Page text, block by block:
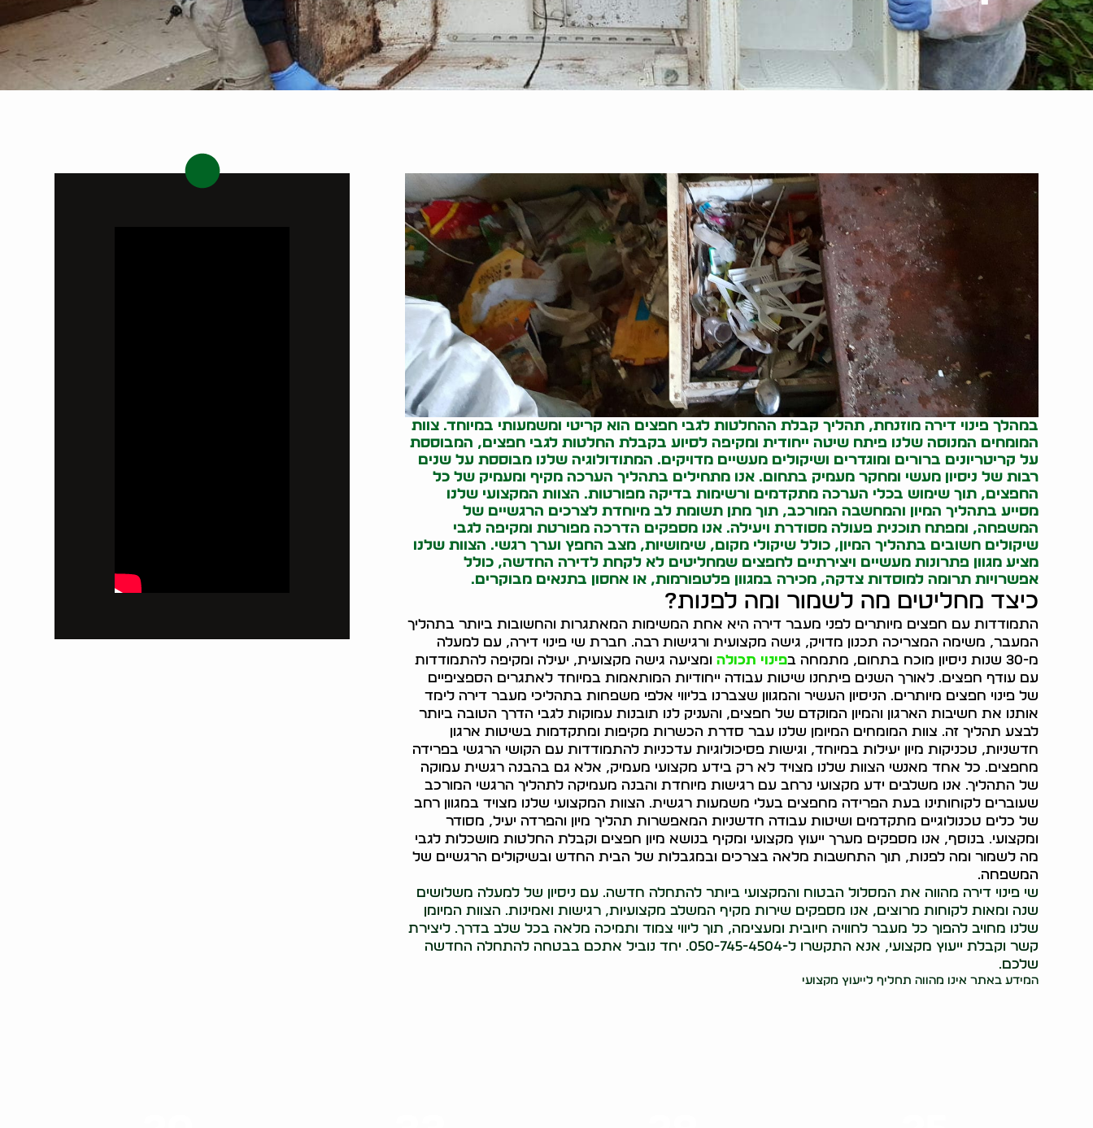
במהלך פינוי דירה מוזנחת, תהליך קבלת ההחלטות לגבי חפצים הוא קריטי ומשמעותי במיוחד. צוות
המומחים המנוסה שלנו פיתח שיטה ייחודית ומקיפה לסיוע בקבלת החלטות לגבי חפצים, המבוססת
על קריטריונים ברורים ומוגדרים ושיקולים מעשיים מדויקים. המתודולוגיה שלנו מבוססת על שנים
רבות של ניסיון מעשי ומחקר מעמיק בתחום. אנו מתחילים בתהליך הערכה מקיף ומעמיק של כל
החפצים, תוך שימוש בכלי הערכה מתקדמים ורשימות בדיקה מפורטות. הצוות המקצועי שלנו
מסייע בתהליך המיון והמחשבה המורכב, תוך מתן תשומת לב מיוחדת לצרכים הרגשיים של
המשפחה, ומפתח תוכנית פעולה מסודרת ויעילה. אנו מספקים הדרכה מפורטת ומקיפה לגבי
שיקולים חשובים בתהליך המיון, כולל שיקולי מקום, שימושיות, מצב החפץ וערך רגשי. הצוות שלנו
מציע מגוון פתרונות מעשיים ויצירתיים לחפצים שמחליטים לא לקחת לדירה החדשה, כולל
אפשרויות תרומה למוסדות צדקה, מכירה במגוון פלטפורמות, או אחסון בתנאים מבוקרים.
כיצד מחליטים מה לשמור ומה לפנות?
התמודדות עם חפצים מיותרים לפני מעבר דירה היא אחת המשימות המאתגרות והחשובות ביותר בתהליך
המעבר, משימה המצריכה תכנון מדויק, גישה מקצועית ורגישות רבה. חברת שי פינוי דירה, עם למעלה
מ-30 שנות ניסיון מוכח בתחום, מתמחה ב
פינוי תכולה ומציעה גישה מקצועית, יעילה ומקיפה להתמודדות
עם עודף חפצים. לאורך השנים פיתחנו שיטות עבודה ייחודיות המותאמות במיוחד לאתגרים הספציפיים
של פינוי חפצים מיותרים. הניסיון העשיר והמגוון שצברנו בליווי אלפי משפחות בתהליכי מעבר דירה לימד
אותנו את חשיבות הארגון והמיון המוקדם של חפצים, והעניק לנו תובנות עמוקות לגבי הדרך הטובה ביותר
לבצע תהליך זה. צוות המומחים המיומן שלנו עבר סדרת הכשרות מקיפות ומתקדמות בשיטות ארגון
חדשניות, טכניקות מיון יעילות במיוחד, וגישות פסיכולוגיות עדכניות להתמודדות עם הקושי הרגשי בפרידה
מחפצים. כל אחד מאנשי הצוות שלנו מצויד לא רק בידע מקצועי מעמיק, אלא גם בהבנה רגשית עמוקה
של התהליך. אנו משלבים ידע מקצועי נרחב עם רגישות מיוחדת והבנה מעמיקה לתהליך הרגשי המורכב
שעוברים לקוחותינו בעת הפרידה מחפצים בעלי משמעות רגשית. הצוות המקצועי שלנו מצויד במגוון רחב
של כלים טכנולוגיים מתקדמים ושיטות עבודה חדשניות המאפשרות תהליך מיון והפרדה יעיל, מסודר
ומקצועי. בנוסף, אנו מספקים מערך ייעוץ מקצועי ומקיף בנושא מיון חפצים וקבלת החלטות מושכלות לגבי
מה לשמור ומה לפנות, תוך התחשבות מלאה בצרכים ובמגבלות של הבית החדש ובשיקולים הרגשיים של
המשפחה.
שי פינוי דירה מהווה את המסלול הבטוח והמקצועי ביותר להתחלה חדשה. עם ניסיון של למעלה משלושים
שנה ומאות לקוחות מרוצים, אנו מספקים שירות מקיף המשלב מקצועיות, רגישות ואמינות. הצוות המיומן
שלנו מחויב להפוך כל מעבר לחוויה חיובית ומעצימה, תוך ליווי צמוד ותמיכה מלאה בכל שלב בדרך. ליצירת
קשר וקבלת ייעוץ מקצועי, אנא התקשרו ל-050-745-4504. יחד נוביל אתכם בבטחה להתחלה החדשה
שלכם.
המידע באתר אינו מהווה תחליף לייעוץ מקצועי